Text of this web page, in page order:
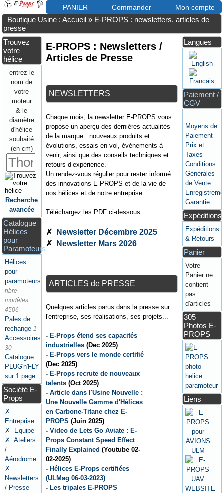
PANIER Commander Mon compte
Boutique Usine : Accueil » E-PROPS : newsletters, articles de
presse
Trouvez
votre
hélice
entrez le
nom de
votre
moteur
& le
diamètre
d'hélice
souhaité
(en cm)
Recherche
avancée
Catalogue
Hélices
pour
Paramoteurs
Hélices
pour
paramoteurs
nbre
modèles
4506
Pales de
rechange 1
Accessoires
30
Catalogue
PLUG'n'FLY
sur 1 page
Société E-
Props
✗
Entreprise
✗ Equipe
✗ Ateliers
/
Aérodrome
✗
Newsletters
/ Presse
E-PROPS : Newsletters /
Articles de Presse
NEWSLETTERS
Chaque mois, la newsletter E-PROPS vous
propose un aperçu des dernières actualités
de la marque : nouveaux produits et
évolutions, essais en vol, événements à
venir, ainsi que des conseils techniques et
retours d’expérience.
Un rendez-vous régulier pour rester informé
des innovations E-PROPS et de la vie de
nos hélices et de notre entreprise.
Téléchargez les PDF ci-dessous.
✗
Newsletter Décembre 2025
✗
Newsletter Mars 2026
ARTICLES de PRESSE
Quelques articles parus dans la presse sur
l'entreprise, ses réalisations, ses projets...
- E-Props étend ses capacités
industrielles(Dec 2025)
- E-Props vers le monde certifié
(Dec 2025)
- E-Props recrute de nouveaux
talents (Oct 2025)
-Article dans l'Usine Nouvelle :
Une Nouvelle Gamme d'Hélices
en Carbone-Titane chez E-
PROPS(Juin 2025)
-Video de Lets Go Aviate : E-
Props Constant Speed Effect
Finally Explained (Youtube 02-
02-2025)
- Hélices E-Props certifiées
(ULMag 06-03-2023)
- Les tripales E-PROPS
Langues
Paiement /
CGV
Moyens de
Paiement
Prix et
Taxes
Conditions
Générales
de Vente
Garantie
Expéditions
Expéditions
& Retours
Panier
Votre
Panier ne
contient
pas
d'articles
305
Photos E-
PROPS
Liens